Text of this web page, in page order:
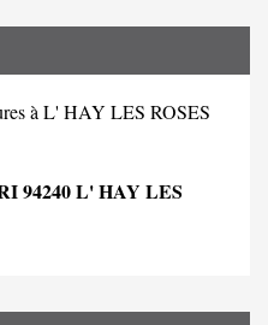
à L' HAY LES ROSES
94240 L' HAY LES